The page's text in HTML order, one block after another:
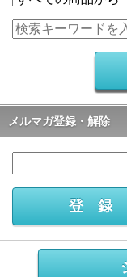
メルマガ登録・解除